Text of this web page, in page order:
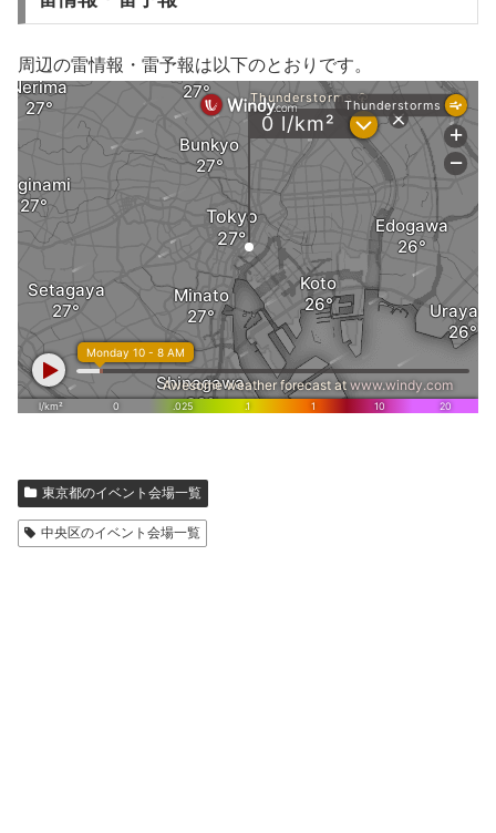
周辺の雷情報・雷予報は以下のとおりです。
東京都のイベント会場一覧
中央区のイベント会場一覧